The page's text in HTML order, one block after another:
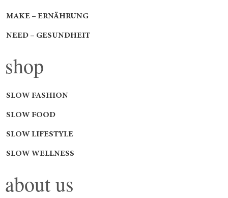
MAKE – ERNÄHRUNG
NEED – GESUNDHEIT
shop
SLOW FASHION
SLOW FOOD
SLOW LIFESTYLE
SLOW WELLNESS
about us